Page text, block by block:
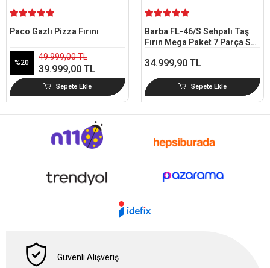
Paco Gazlı Pizza Fırını
%20
49.999,00 TL
39.999,00 TL
Sepete Ekle
Barba FL-46/S Sehpalı Taş
Fırın Mega Paket 7 Parça Set
34.999,90 TL
Sepete Ekle
Güvenli Alışveriş